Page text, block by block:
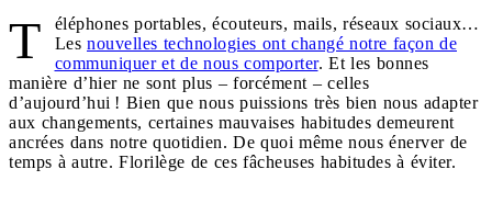
T
éléphones portables, écouteurs, mails, réseaux sociaux…
Les nouvelles technologies ont changé notre façon de
communiquer et de nous comporter. Et les bonnes
manière d’hier ne sont plus – forcément – celles
d’aujourd’hui ! Bien que nous puissions très bien nous adapter
aux changements, certaines mauvaises habitudes demeurent
ancrées dans notre quotidien. De quoi même nous énerver de
temps à autre. Florilège de ces fâcheuses habitudes à éviter.